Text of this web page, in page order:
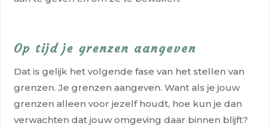
Op tijd je grenzen aangeven
Dat is gelijk het volgende fase van het stellen van
grenzen. Je grenzen aangeven. Want als je jouw
grenzen alleen voor jezelf houdt, hoe kun je dan
verwachten dat jouw omgeving daar binnen blijft?